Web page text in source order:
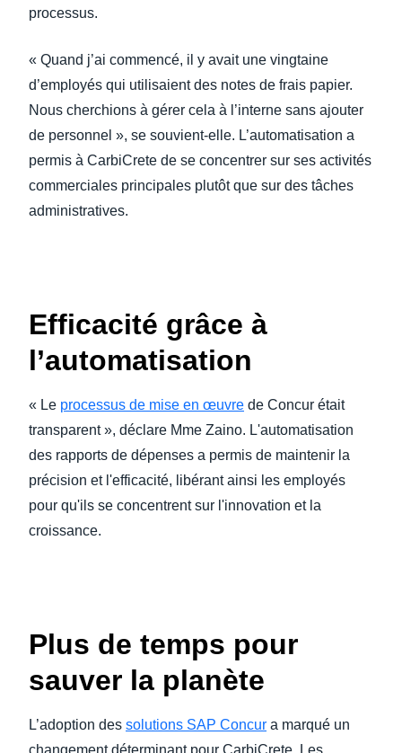
processus.
« Quand j’ai commencé, il y avait une vingtaine
d’employés qui utilisaient des notes de frais papier.
Nous cherchions à gérer cela à l’interne sans ajouter
de personnel », se souvient-elle. L’automatisation a
permis à CarbiCrete de se concentrer sur ses activités
commerciales principales plutôt que sur des tâches
administratives.
Efficacité grâce à
l’automatisation
« Le processus de mise en œuvre de Concur était
transparent », déclare Mme Zaino. L'automatisation
des rapports de dépenses a permis de maintenir la
précision et l'efficacité, libérant ainsi les employés
pour qu'ils se concentrent sur l'innovation et la
croissance.
Plus de temps pour
sauver la planète
L’adoption des solutions SAP Concur a marqué un
changement déterminant pour CarbiCrete. Les